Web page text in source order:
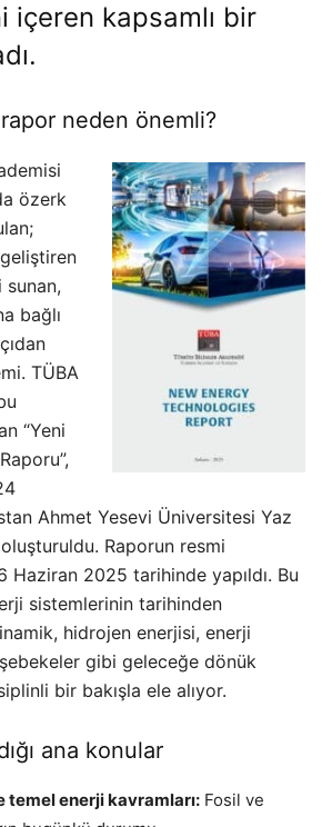
içeren kapsamlı bir
neden önemli?
özerk
bağlı
TÜBA
“Yeni
Ahmet Yesevi Üniversitesi Yaz
Raporun resmi
Haziran 2025 tarihinde yapıldı. Bu
sistemlerinin tarihinden
hidrojen enerjisi, enerji
gibi geleceğe dönük
bir bakışla ele alıyor.
ana konular
temel enerji kavramları: Fosil ve